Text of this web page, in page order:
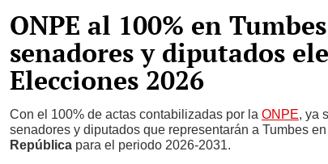
ONPE al 100% en
senadores y diputados
Elecciones 2026
Con el 100% de actas contabilizadas por la ONPE, ya
senadores y diputados que representarán a Tumbes
República para el periodo 2026-2031.